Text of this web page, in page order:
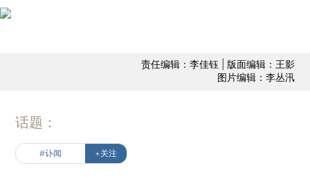
责任编辑：李佳钰 | 版面编辑：王影
图片编辑：李丛汛
话题：
#讣闻 +关注